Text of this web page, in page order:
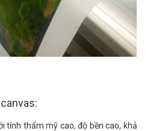
tính thẩm mỹ cao, độ bền cao, khả